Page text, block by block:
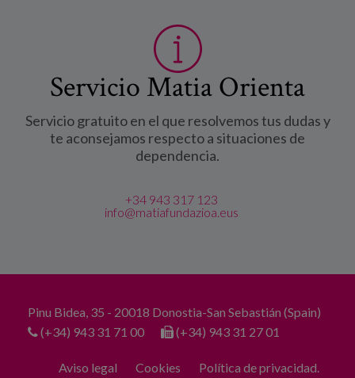
Servicio Matia Orienta
Servicio gratuito en el que resolvemos tus dudas y
te aconsejamos respecto a situaciones de
dependencia.
+34 943 317 123
info@matiafundazioa.eus
Pinu Bidea, 35 - 20018 Donostia-San Sebastián (Spain)
(+34) 943 31 71 00
(+34) 943 31 27 01
Aviso legal Cookies Política de privacidad.